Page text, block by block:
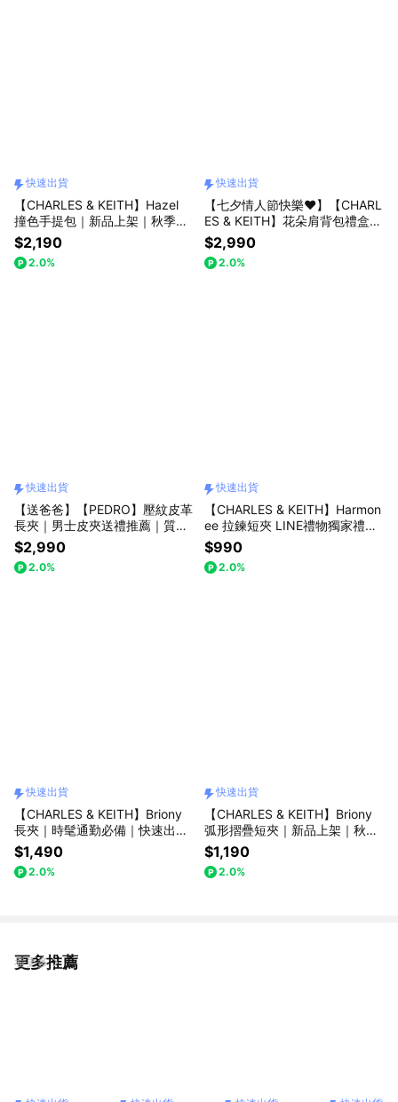
快速出貨
【CHARLES & KEITH】Hazel
撞色手提包｜新品上架｜秋季新
品｜快速出貨｜小CK｜官方直營
$2,190
2.0%
快速出貨
【七夕情人節快樂❤️】【CHARL
ES & KEITH】花朵肩背包禮盒
限定包裝禮盒｜新品上架｜七夕
情人節禮盒｜快速出貨｜小CK｜
官方直營
$2,990
2.0%
快速出貨
【送爸爸】【PEDRO】壓紋皮革
長夾｜男士皮夾送禮推薦｜質感
單品｜快速出貨｜小CK集團品牌
$2,990
2.0%
快速出貨
【CHARLES & KEITH】Harmon
ee 拉鍊短夾 LINE禮物獨家禮盒
附提袋｜快速出貨｜生日禮物｜
交換禮物｜小CK｜官方直營
$990
2.0%
快速出貨
【CHARLES & KEITH】Briony
長夾｜時髦通勤必備｜快速出貨
｜小CK｜官方直營
$1,490
2.0%
快速出貨
【CHARLES & KEITH】Briony
弧形摺疊短夾｜新品上架｜秋季
新品｜生日送禮推薦｜快速出貨
｜小CK｜官方直營
$1,190
2.0%
更多推薦
看更多